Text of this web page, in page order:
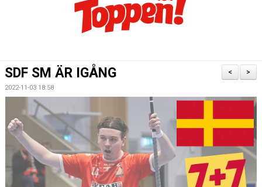
KALENDER
MEDLEMSKAP
OM FÖRENINGEN
KONTAKT
>
<
SDF SM ÄR IGÅNG
2022-11-03 18:58